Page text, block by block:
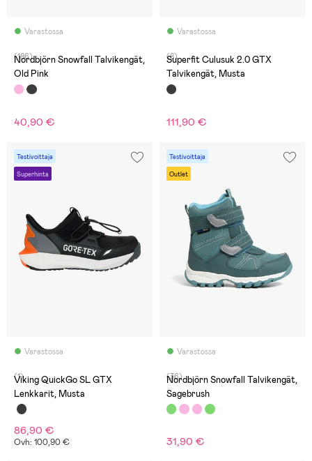
Varastossa
(186)
Nordbjörn Snowfall Talvikengät,
Old Pink
40,90 €
Varastossa
(8)
Superfit Culusuk 2.0 GTX
Talvikengät, Musta
111,90 €
Testivoittaja
Superhinta
Varastossa
(1)
Viking QuickGo SL GTX
Lenkkarit, Musta
86,90 €
Ovh: 100,90 €
Testivoittaja
Outlet
Varastossa
(36)
Nordbjörn Snowfall Talvikengät,
Sagebrush
31,90 €